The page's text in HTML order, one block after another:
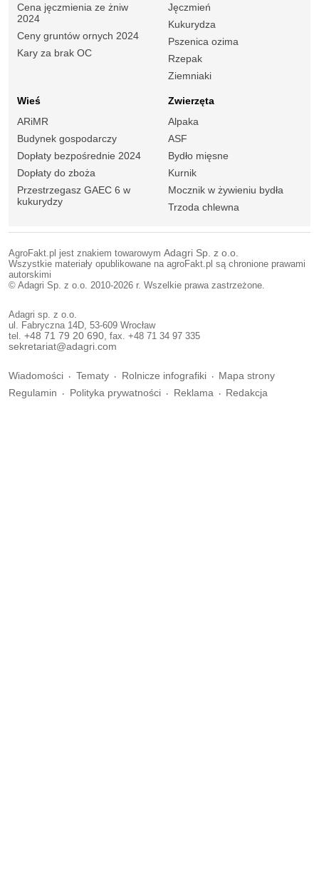
Cena jęczmienia ze żniw
2024
Ceny gruntów ornych 2024
Kary za brak OC
Jęczmień
Kukurydza
Pszenica ozima
Rzepak
Ziemniaki
Wieś
ARiMR
Budynek gospodarczy
Dopłaty bezpośrednie 2024
Dopłaty do zboża
Przestrzegasz GAEC 6 w
kukurydzy
Zwierzęta
Alpaka
ASF
Bydło mięsne
Kurnik
Mocznik w żywieniu bydła
Trzoda chlewna
AgroFakt.pl jest znakiem towarowym Adagri Sp. z o.o.
Wszystkie materiały opublikowane na agroFakt.pl są chronione prawami
autorskimi
© Adagri Sp. z o.o. 2010-2026 r. Wszelkie prawa zastrzeżone.
Adagri sp. z o.o.
ul. Fabryczna 14D, 53-609 Wrocław
tel. +48 71 79 20 690 , fax. +48 71 34 97 335
sekretariat@adagri.com
Wiadomości Tematy Rolnicze infografiki
Mapa strony
Regulamin
Polityka prywatności Reklama Redakcja